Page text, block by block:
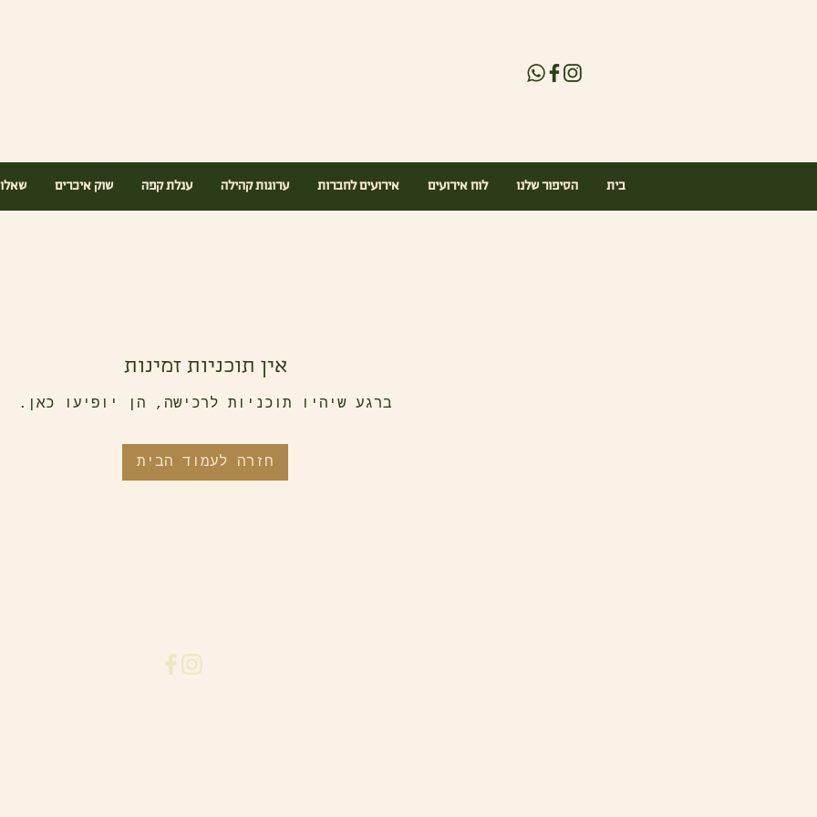
בית הסיפור שלנו לוח אירועים אירועים לחברות ערוגות קהילה עגלת קפה שוק איכרים
אין תוכניות זמינות
ברגע שיהיו תוכניות לרכישה, הן יופיעו כאן.
חזרה לעמוד הבית